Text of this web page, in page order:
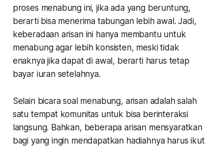
proses menabung ini, jika ada yang beruntung,
berarti bisa menerima tabungan lebih awal. Jadi,
keberadaan arisan ini hanya membantu untuk
menabung agar lebih konsisten, meski tidak
enaknya jika dapat di awal, berarti harus tetap
bayar iuran setelahnya.
Selain bicara soal menabung, arisan adalah salah
satu tempat komunitas untuk bisa berinteraksi
langsung. Bahkan, beberapa arisan mensyaratkan
bagi yang ingin mendapatkan hadiahnya harus ikut